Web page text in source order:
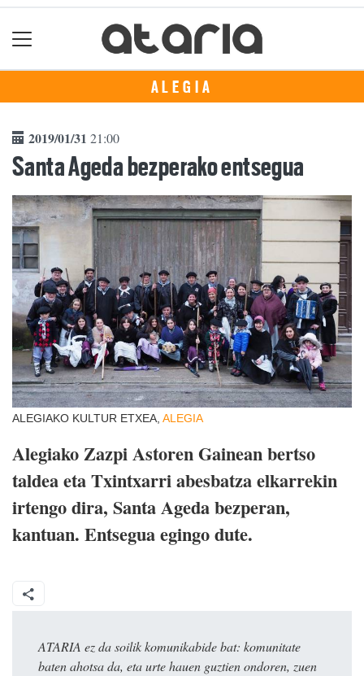
ALEGIA
2019/01/31 21:00
Santa Ageda bezperako entsegua
ALEGIAKO KULTUR ETXEA, ALEGIA
Alegiako Zazpi Astoren Gainean bertso
taldea eta Txintxarri abesbatza elkarrekin
irtengo dira, Santa Ageda bezperan,
kantuan. Entsegua egingo dute.
ATARIA ez da soilik komunikabide bat: komunitate
baten ahotsa da, eta urte hauen guztien ondoren, zuen